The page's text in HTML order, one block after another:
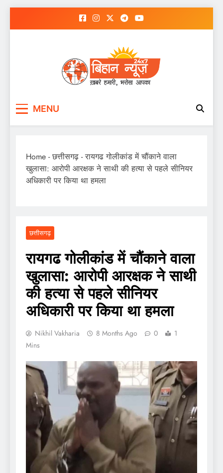
MENU
Home -छत्तीसगढ़ -रायगढ गोलीकांड में चौंकाने वाला
खुलासा: आरोपी आरक्षक ने साथी की हत्या से पहले सीनियर
अधिकारी पर किया था हमला
छत्तीसगढ़
रायगढ गोलीकांड में चौंकाने वाला
खुलासा: आरोपी आरक्षक ने साथी
की हत्या से पहले सीनियर
अधिकारी पर किया था हमला
Nikhil Vakharia 8 Months Ago 0
1
Mins